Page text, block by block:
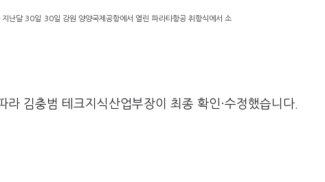
난달 30일 30일 강원 양양국제공항에서 열린 파라타항공 취항식에서 소
김충범 테크지식산업부장이 최종 확인·수정했습니다.